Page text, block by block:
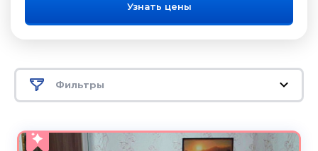
Узнать цены
Фильтры